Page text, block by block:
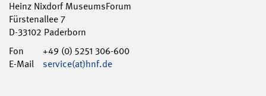
Heinz Nixdorf MuseumsForum
Fürstenallee 7
D-33102 Paderborn
Fon
+49 (0) 5251 306-600
E-Mail
service(at)hnf.de